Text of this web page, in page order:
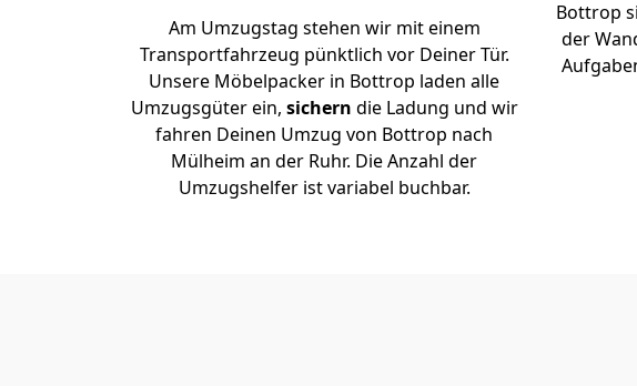
Am Umzugstag stehen wir mit einem
Transportfahrzeug pünktlich vor Deiner Tür.
Unsere Möbelpacker in Bottrop laden alle
Umzugsgüter ein, sichern die Ladung und wir
fahren Deinen Umzug von Bottrop nach
Mülheim an der Ruhr. Die Anzahl der
Umzugshelfer ist variabel buchbar.
Bottrop
der